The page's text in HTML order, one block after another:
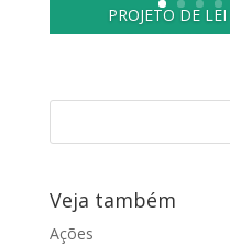
PROJETO DE
Rua ALVARO
Veja também
Ações